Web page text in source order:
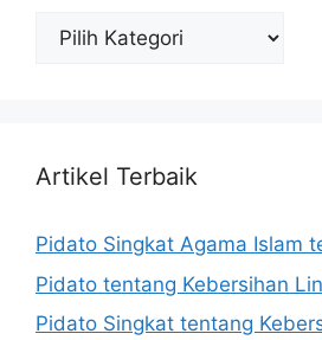
Katagori
Artikel Terbaik
Pidato Singkat Agama Islam
Pidato tentang Kebersihan
Pidato Singkat tentang